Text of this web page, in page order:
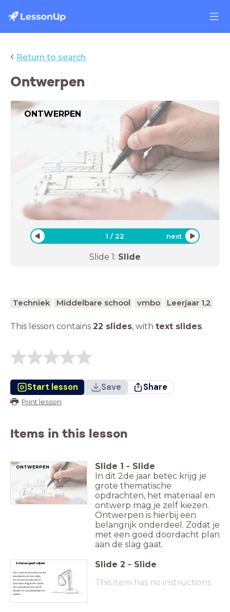
‹ Return to search
Ontwerpen
ONTWERPEN
1 /22 next
Slide 1: Slide
Techniek Middelbare school vmbo Leerjaar 1,2
This lesson contains 22 slides, with text slides.
Start lesson Save Share
Print lesson
Items in this lesson
ONTWERPEN Slide 1 - Slide
In dit 2de jaar betec krijg je
grote thematische
opdrachten, het materiaal en
ontwerp mag je zelf kiezen.
Ontwerpen is hierbij een
belangrijk onderdeel. Zodat je
met een goed doordacht plan
aan de slag gaat.
Schetsen geeft vrijheid
Een ruwe schets is de eerste
visualisatie van een idee.
Een schets is nog niet af.
Daardoor krijg je de ruimte
om nog alle kanten op te
denken en aanpassingen te
maken.
Slide 2 - Slide
This item has no instructions